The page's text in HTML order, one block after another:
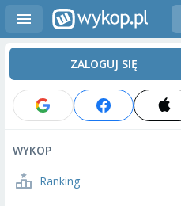
ZALOGUJ SIĘ
WYKOP
Ranking